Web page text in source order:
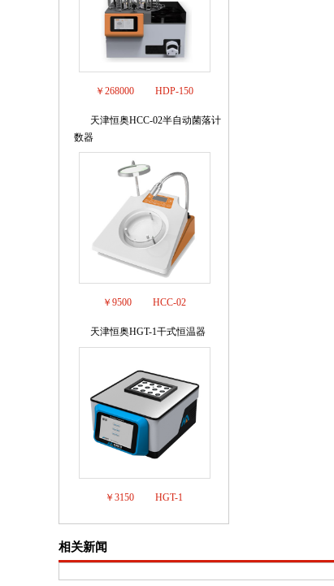
￥268000 HDP-150
天津恒奥HCC-02半自动菌落计
数器
￥9500 HCC-02
天津恒奥HGT-1干式恒温器
￥3150 HGT-1
相关新闻